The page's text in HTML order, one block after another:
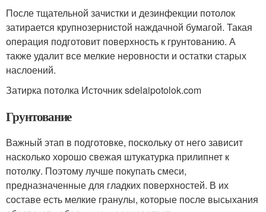
После тщательной зачистки и дезинфекции потолок
затирается крупнозернистой наждачной бумагой. Такая
операция подготовит поверхность к грунтованию. А
также удалит все мелкие неровности и остатки старых
наслоений.
Затирка потолка Источник sdelaipotolok.com
Грунтование
Важный этап в подготовке, поскольку от него зависит
насколько хорошо свежая штукатурка прилипнет к
потолку. Поэтому лучше покупать смеси,
предназначенные для гладких поверхностей. В их
составе есть мелкие гранулы, которые после высыхания